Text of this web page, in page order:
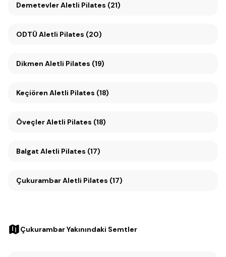
Demetevler Aletli Pilates (21)
ODTÜ Aletli Pilates (20)
Dikmen Aletli Pilates (19)
Keçiören Aletli Pilates (18)
Öveçler Aletli Pilates (18)
Balgat Aletli Pilates (17)
Çukurambar Aletli Pilates (17)
Çukurambar Yakınındaki Semtler